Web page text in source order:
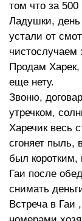
том что за
Ладушки, день
устали от
чистослучаем
Продам
еще нету.
Звоню,
утречком,
Харечик весь
сгоняет пыль,
был коротким,
Гаи после
снимать
Встреча в Гаи